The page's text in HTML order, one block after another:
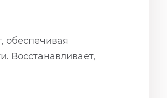
обеспечивая
Восстанавливает,